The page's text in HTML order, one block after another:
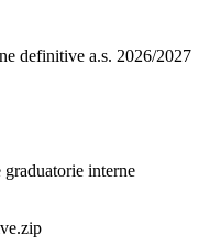
definitive a.s. 2026/2027
interne